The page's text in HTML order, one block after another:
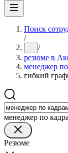
Поиск
/
... /
резюме в
менеджер
гибкий
менеджер по
Резюме